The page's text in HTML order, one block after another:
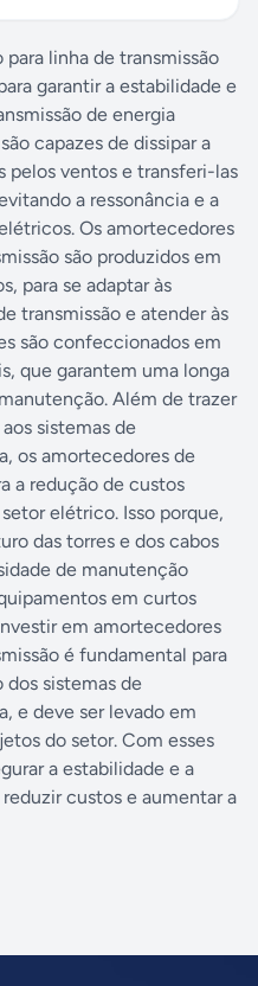
linha de transmissão
garantir a estabilidade e
de energia
capazes de dissipar a
pelos ventos e transferi-las
a ressonância e a
Os amortecedores
são produzidos em
para se adaptar às
transmissão e atender às
são confeccionados em
que garantem uma longa
Além de trazer
sistemas de
os amortecedores de
a redução de custos
elétrico. Isso porque,
das torres e dos cabos
de manutenção
em curtos
em amortecedores
é fundamental para
sistemas de
e deve ser levado em
do setor. Com esses
a estabilidade e a
custos e aumentar a